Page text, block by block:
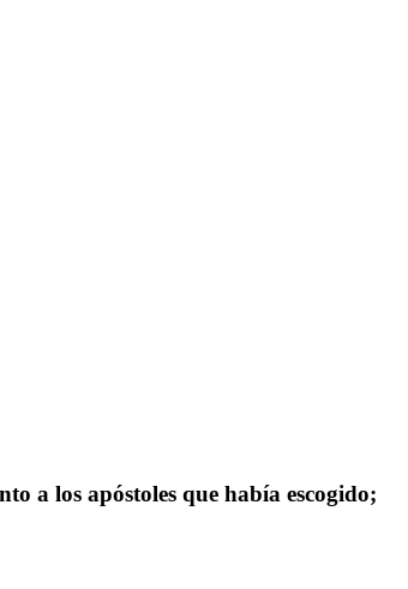
a los apóstoles que había escogido;